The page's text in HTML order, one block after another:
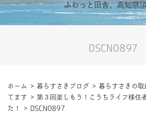
ふわっと田舎。高知県
DSCN0897
ホーム > 暮らすさきブログ > 暮らすさきの取
てます > 第３回楽しもう！こうちライフ移住
た！
> DSCN0897